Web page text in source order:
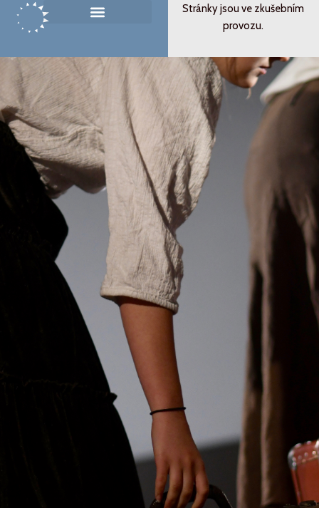
Přeskočit
Stránky jsou ve zkušebním
provozu.